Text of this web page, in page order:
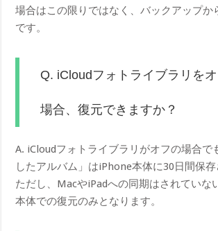
場合はこの限りではなく、バックアップか
です。
Q. iCloudフォトライブラリを
場合、復元できますか？
A. iCloudフォトライブラリがオフの場合で
したアルバム」はiPhone本体に30日間保存
ただし、MacやiPadへの同期はされていな
本体での復元のみとなります。